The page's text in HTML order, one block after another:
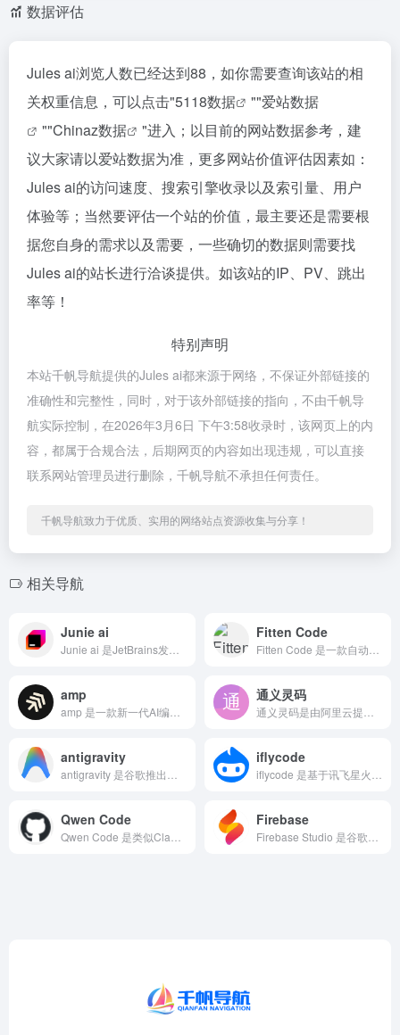
数据评估
Jules ai浏览人数已经达到88，如你需要查询该站的相
关权重信息，可以点击"5118数据 ""爱站数据
""Chinaz数据
"进入；以目前的网站数据参考，建
议大家请以爱站数据为准，更多网站价值评估因素如：
Jules ai的访问速度、搜索引擎收录以及索引量、用户
体验等；当然要评估一个站的价值，最主要还是需要根
据您自身的需求以及需要，一些确切的数据则需要找
Jules ai的站长进行洽谈提供。如该站的IP、PV、跳出
率等！
特别声明
本站千帆导航提供的Jules ai都来源于网络，不保证外部链接的
准确性和完整性，同时，对于该外部链接的指向，不由千帆导
航实际控制，在2026年3月6日 下午3:58收录时，该网页上的内
容，都属于合规合法，后期网页的内容如出现违规，可以直接
联系网站管理员进行删除，千帆导航不承担任何责任。
千帆导航致力于优质、实用的网络站点资源收集与分享！
相关导航
Junie ai Fitten Code
amp 通义灵码
antigravity iflycode
Qwen Code Firebase